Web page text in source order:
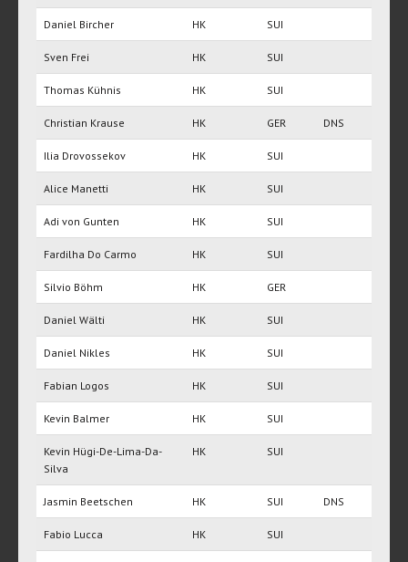
Daniel Bircher HK SUI
Sven Frei HK SUI
Thomas Kühnis HK SUI
Christian Krause HK GER DNS
Ilia Drovossekov HK SUI
Alice Manetti HK SUI
Adi von Gunten HK SUI
Fardilha Do Carmo HK SUI
Silvio Böhm HK GER
Daniel Wälti HK SUI
Daniel Nikles HK SUI
Fabian Logos HK SUI
Kevin Balmer HK SUI
Kevin Hügi-De-Lima-Da-
Silva
HK SUI
Jasmin Beetschen HK SUI DNS
Fabio Lucca HK SUI